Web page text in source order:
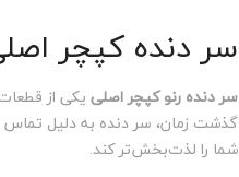
سر دنده کپچر
سر دنده رنو کپچر اصلی یکی از
گذشت زمان، سر دنده به دلیل تماس
شما را لذت‌بخش‌تر کند.